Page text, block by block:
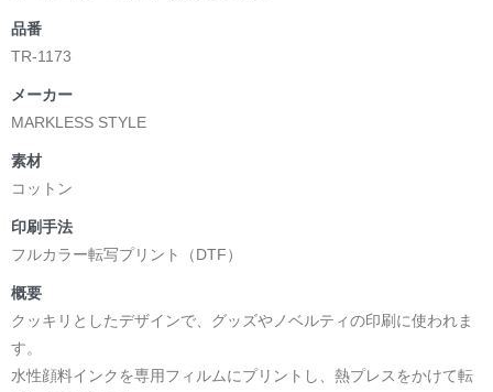
品番
TR-1173
メーカー
MARKLESS STYLE
素材
コットン
印刷手法
フルカラー転写プリント（DTF）
概要
クッキリとしたデザインで、グッズやノベルティの印刷に使われま
す。
水性顔料インクを専用フィルムにプリントし、熱プレスをかけて転